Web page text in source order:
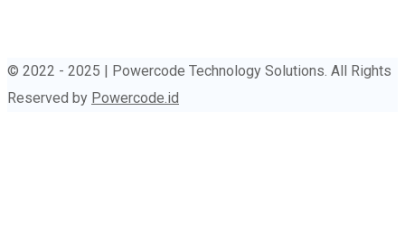
© 2022 - 2025 | Powercode Technology Solutions. All Rights
Reserved by Powercode.id